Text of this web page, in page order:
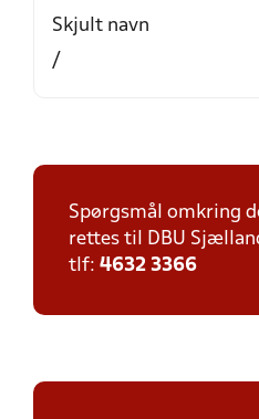
Skjult navn
/
Spørgsmål omkring
rettes til DBU
tlf: 4632 3366